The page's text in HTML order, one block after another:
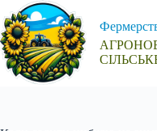
Перейти
до
вмісту